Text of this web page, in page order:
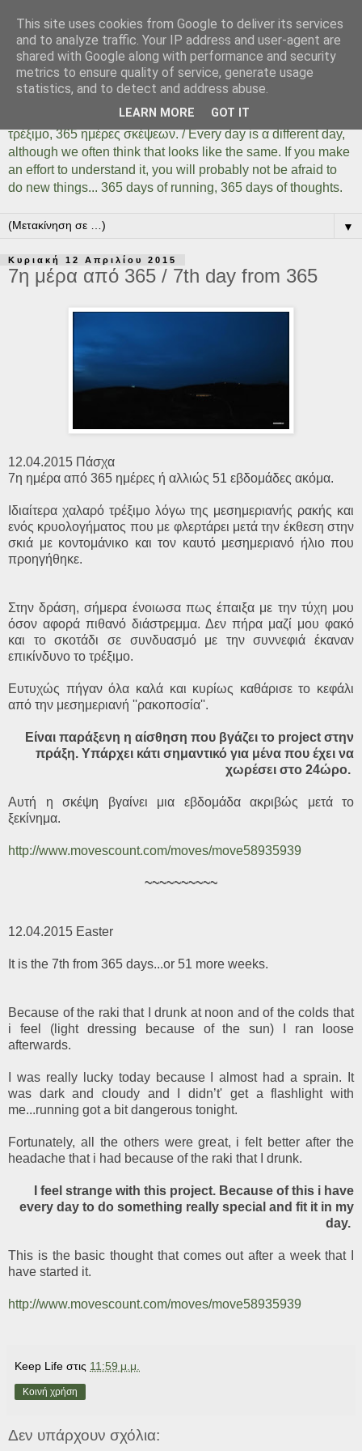
Days Of Running 365
Κάθε μέρα είναι μια διαφορετική ημέρα όσο ίδια και αν
φαίνεται. Αρκεί να το καταλάβουμε, αρκεί να δοκιμάσουμε,
αρκεί να μην φοβηθούμε να κάνουμε πράγματα... 365 ημέρες
τρέξιμο, 365 ημέρες σκέψεων. / Every day is α different day,
although we often think that looks like the same. If you make
an effort to understand it, you will probably not be afraid to
do new things... 365 days of running, 365 days of thoughts.
▼
Κυριακή 12 Απριλίου 2015
7η μέρα από 365 / 7th day from 365
12.04.2015 Πάσχα
7η ημέρα από 365 ημέρες ή αλλιώς 51 εβδομάδες ακόμα.
Ιδιαίτερα χαλαρό τρέξιμο λόγω της μεσημεριανής ρακής και
ενός κρυολογήματος που με φλερτάρει μετά την έκθεση στην
σκιά με κοντομάνικο και τον καυτό μεσημεριανό ήλιο που
προηγήθηκε.
Στην δράση, σήμερα ένοιωσα πως έπαιξα με την τύχη μου
όσον αφορά πιθανό διάστρεμμα. Δεν πήρα μαζί μου φακό
και το σκοτάδι σε συνδυασμό με την συννεφιά έκαναν
επικίνδυνο το τρέξιμο.
Ευτυχώς πήγαν όλα καλά και κυρίως καθάρισε το κεφάλι
από την μεσημεριανή ''ρακοποσία''.
Είναι παράξενη η αίσθηση που βγάζει το project στην
πράξη. Υπάρχει κάτι σημαντικό για μένα που έχει να
χωρέσει στο 24ώρο.
Αυτή η σκέψη βγαίνει μια εβδομάδα ακριβώς μετά το
ξεκίνημα.
http://www.movescount.com/moves/move58935939
~~~~~~~~~~
12.04.2015 Easter
It is the 7th from 365 days...or 51 more weeks.
Because of the raki that I drunk at noon and of the colds that
i feel (light dressing because of the sun) I ran loose
afterwards.
I was really lucky today because I almost had a sprain. It
was dark and cloudy and I didn’t' get a flashlight with
me...running got a bit dangerous tonight.
Fortunately, all the others were great, i felt better after the
headache that i had because of the raki that I drunk.
I feel strange with this project. Because of this i have
every day to do something really special and fit it in my
day.
This is the basic thought that comes out after a week that I
have started it.
http://www.movescount.com/moves/move58935939
Keep Life στις 11:59 μ.μ.
Κοινή χρήση
Δεν υπάρχουν σχόλια:
This site uses cookies from Google to deliver its services
and to analyze traffic. Your IP address and user-agent are
shared with Google along with performance and security
metrics to ensure quality of service, generate usage
statistics, and to detect and address abuse.
LEARN MORE GOT IT